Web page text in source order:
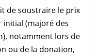
de soustraire le prix
initial (majoré des
notamment lors de
ou de la donation,